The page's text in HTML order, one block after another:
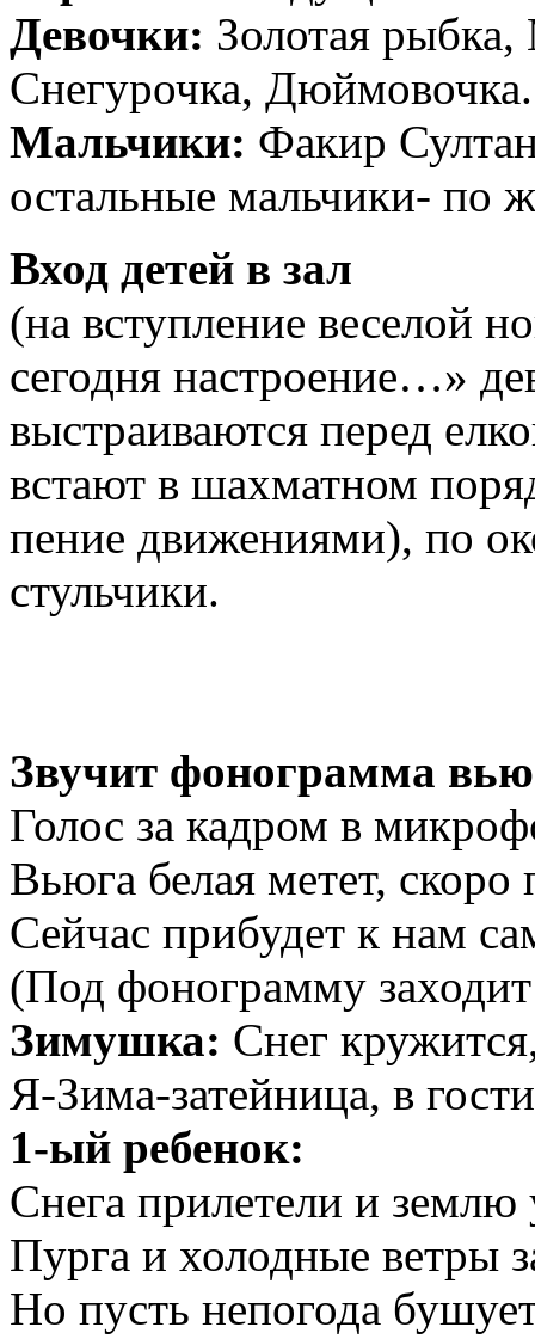
Девочки: Золотая
Снегурочка, Дюймовочка.
Мальчики: Факир
остальные мальчики- по
Вход детей в зал
(на вступление веселой
сегодня настроение…»
выстраиваются перед
встают в шахматном
пение движениями), по
стульчики.
Звучит фонограмма
Голос за кадром в
Вьюга белая метет,
Сейчас прибудет к нам
(Под фонограмму
Зимушка: Снег
Я-Зима-затейница, в
1-ый ребенок:
Снега прилетели и
Пурга и холодные ветры
Но пусть непогода